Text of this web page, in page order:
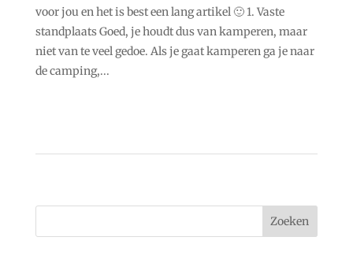
voor jou en het is best een lang artikel 🙂 1. Vaste
standplaats Goed, je houdt dus van kamperen, maar
niet van te veel gedoe. Als je gaat kamperen ga je naar
de camping,...
Zoeken